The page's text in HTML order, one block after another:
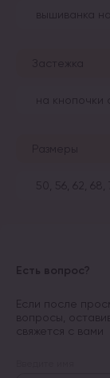
вышиванка
Застежка
Размеры
50, 56, 62,
Есть вопрос?
Если после
вопросы,
свяжется с вами